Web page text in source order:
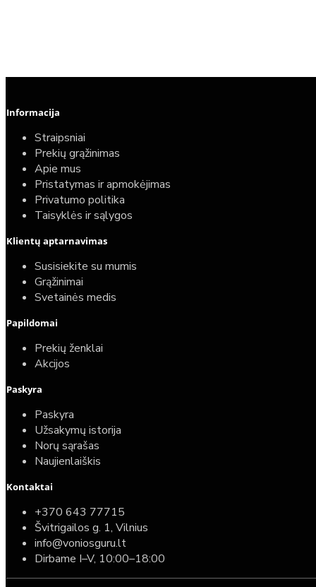
Elektrinio gyvatuko paruošimo paslauga
40,00€
25,00€
Komplektas: Tece potinkinis WC rėmas su baltu
mygtuku + Deante Peonia Rimless klozetas su
Informacija
Straipsniai
Prekių grąžinimas
Apie mus
Pristatymas ir apmokėjimas
Privatumo politika
Taisyklės ir sąlygos
Klientų aptarnavimas
Susisiekite su mumis
Grąžinimai
Svetainės medis
Papildomai
Prekių ženklai
Akcijos
Paskyra
Paskyra
Užsakymų istorija
Norų sąrašas
Naujienlaiškis
Kontaktai
+370 643 77715
Švitrigailos g. 1, Vilnius
info@voniosguru.lt
Dirbame I–V, 10:00–18:00